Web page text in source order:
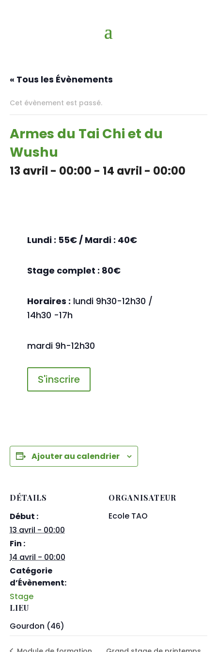
« Tous les Évènements
Cet évènement est passé.
Armes du Tai Chi et du
Wushu
13 avril - 00:00 - 14 avril - 00:00
Lundi : 55€ / Mardi : 40€
Stage complet : 80€
Horaires : lundi 9h30-12h30 /
14h30 -17h
mardi 9h-12h30
S'inscrire
Ajouter au calendrier
DÉTAILS
Début :
13 avril - 00:00
Fin :
14 avril - 00:00
Catégorie
d’Évènement:
Stage
LIEU
Gourdon (46)
ORGANISATEUR
Ecole TAO